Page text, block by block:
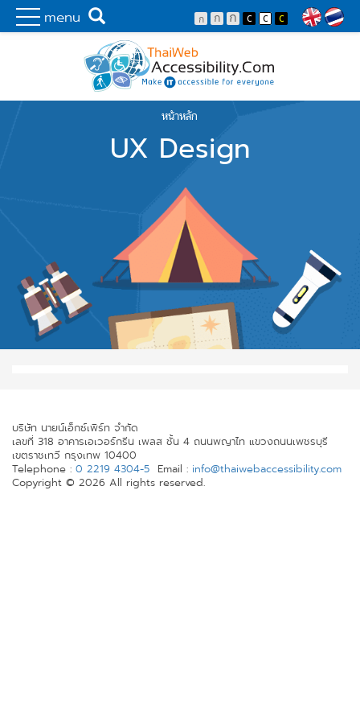
menu
Skip to main content
พัฒนาเว็บไซต์ที่ทุกคนเข้าถึงได้ที่แรก
Search
หน้าหลัก
UX Design
บริษัท นายน์เอ็กซ์เพิร์ท จำกัด
เลขที่ 318 อาคารเอเวอร์กรีน เพลส ชั้น 4 ถนนพญาไท แขวงถนนเพชรบุรี
เขตราชเทวี กรุงเทพ 10400
Telephone : 0 2219 4304-5 Email : info@thaiwebaccessibility.com
Copyright © 2026 All rights reserved.